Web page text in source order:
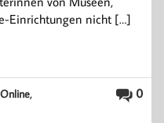
Einrichtungen nicht […]
0
Online,